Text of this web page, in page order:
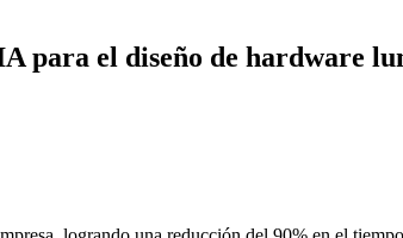
para el diseño de hardware